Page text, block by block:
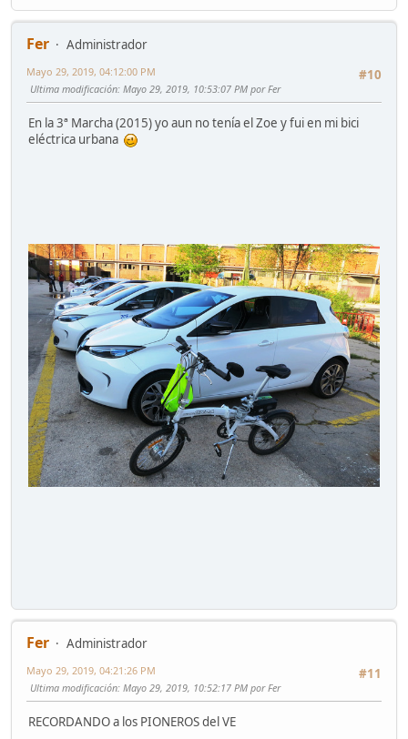
Fer
Administrador
#10
Mayo 29, 2019, 04:12:00 PM
Ultima modificación: Mayo 29, 2019, 10:53:07 PM por Fer
En la 3ª Marcha (2015) yo aun no tenía el Zoe y fui en mi bici
eléctrica urbana
Fer
Administrador
#11
Mayo 29, 2019, 04:21:26 PM
Ultima modificación: Mayo 29, 2019, 10:52:17 PM por Fer
RECORDANDO a los PIONEROS del VE